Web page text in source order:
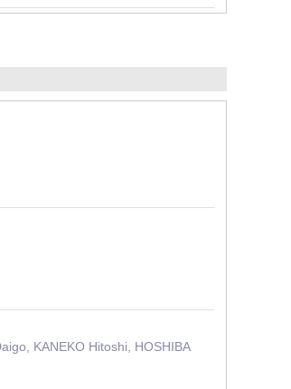
KANEKO Hitoshi, HOSHIBA